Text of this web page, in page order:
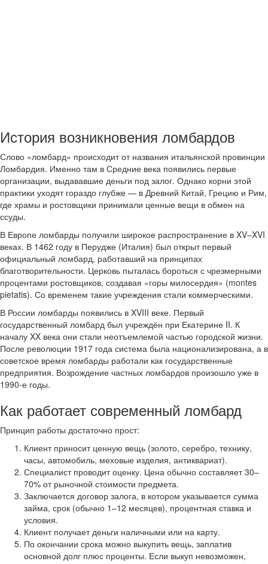
История возникновения ломбардов
Слово «ломбард» происходит от названия итальянской провинции
Ломбардия. Именно там в Средние века появились первые
организации, выдававшие деньги под залог. Однако корни этой
практики уходят гораздо глубже — в Древний Китай, Грецию и Рим,
где храмы и ростовщики принимали ценные вещи в обмен на
ссуды.
В Европе ломбарды получили широкое распространение в XV–XVI
веках. В 1462 году в Перудже (Италия) был открыт первый
официальный ломбард, работавший на принципах
благотворительности. Церковь пыталась бороться с чрезмерными
процентами ростовщиков, создавая «горы милосердия» (montes
pietatis). Со временем такие учреждения стали коммерческими.
В России ломбарды появились в XVIII веке. Первый
государственный ломбард был учреждён при Екатерине II. К
началу XX века они стали неотъемлемой частью городской жизни.
После революции 1917 года система была национализирована, а в
советское время ломбарды работали как государственные
предприятия. Возрождение частных ломбардов произошло уже в
1990-е годы.
Как работает современный ломбард
Принцип работы достаточно прост:
Клиент приносит ценную вещь (золото, серебро, технику,
часы, автомобиль, меховые изделия, антиквариат).
Специалист проводит оценку. Цена обычно составляет 30–
70% от рыночной стоимости предмета.
Заключается договор залога, в котором указывается сумма
займа, срок (обычно 1–12 месяцев), процентная ставка и
условия.
Клиент получает деньги наличными или на карту.
По окончании срока можно выкупить вещь, заплатив
основной долг плюс проценты. Если выкуп невозможен,